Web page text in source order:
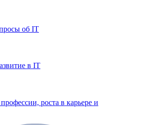
об IT
в IT
роста в карьере и